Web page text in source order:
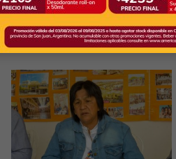
actos de Ofrecimiento de
Cargos...
Mar 17, 2023 70